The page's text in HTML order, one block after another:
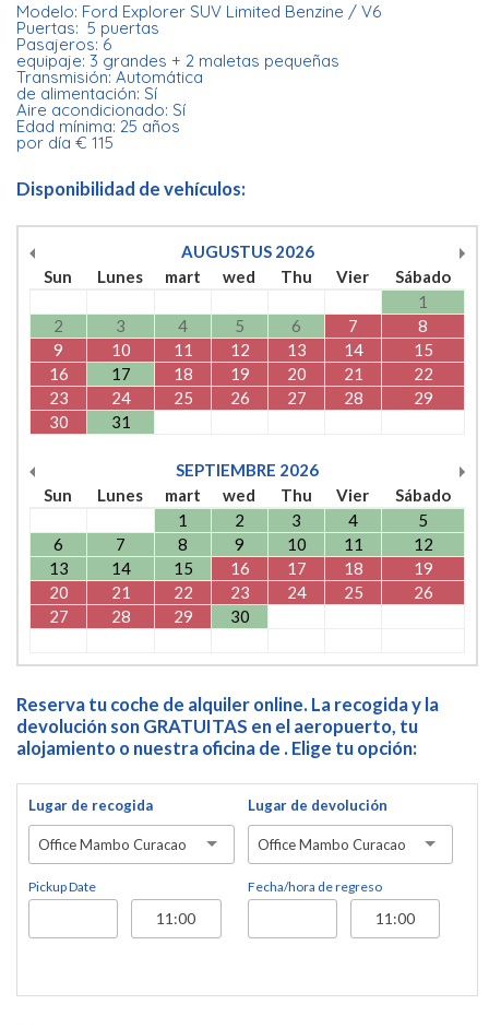
Modelo: Ford Explorer SUV Limited Benzine / V6
Puertas: 5 puertas
Pasajeros: 6
equipaje: 3 grandes + 2 maletas pequeñas
Transmisión: Automática
de alimentación: Sí
Aire acondicionado: Sí
Edad mínima: 25 años
por día € 115
Disponibilidad de vehículos:
AUGUSTUS 2026
Sun
Lunes mart wed Thu Vier
Sábado
1
2
3 4 5 6 7
8
9
10 11 12 13 14
15
16
17 18 19 20 21
22
23
24 25 26 27 28
29
30
31
SEPTIEMBRE 2026
Sun
Lunes mart wed Thu Vier
Sábado
1
2 3 4
5
6
7 8 9 10 11
12
13
14 15 16 17 18
19
20
21 22 23 24 25
26
27
28 29 30
Reserva tu coche de alquiler online. La recogida y la
devolución son GRATUITAS en el aeropuerto, tu
alojamiento o nuestra oficina de . Elige tu opción:
Lugar de recogida
Office Mambo Curacao
Pickup Date
Lugar de devolución
Office Mambo Curacao
Fecha/hora de regreso